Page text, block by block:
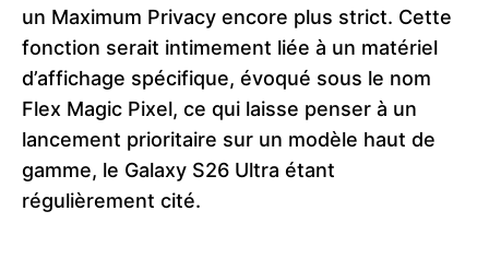
un Maximum Privacy encore plus strict. Cette
fonction serait intimement liée à un matériel
d’affichage spécifique, évoqué sous le nom
Flex Magic Pixel, ce qui laisse penser à un
lancement prioritaire sur un modèle haut de
gamme, le Galaxy S26 Ultra étant
régulièrement cité.